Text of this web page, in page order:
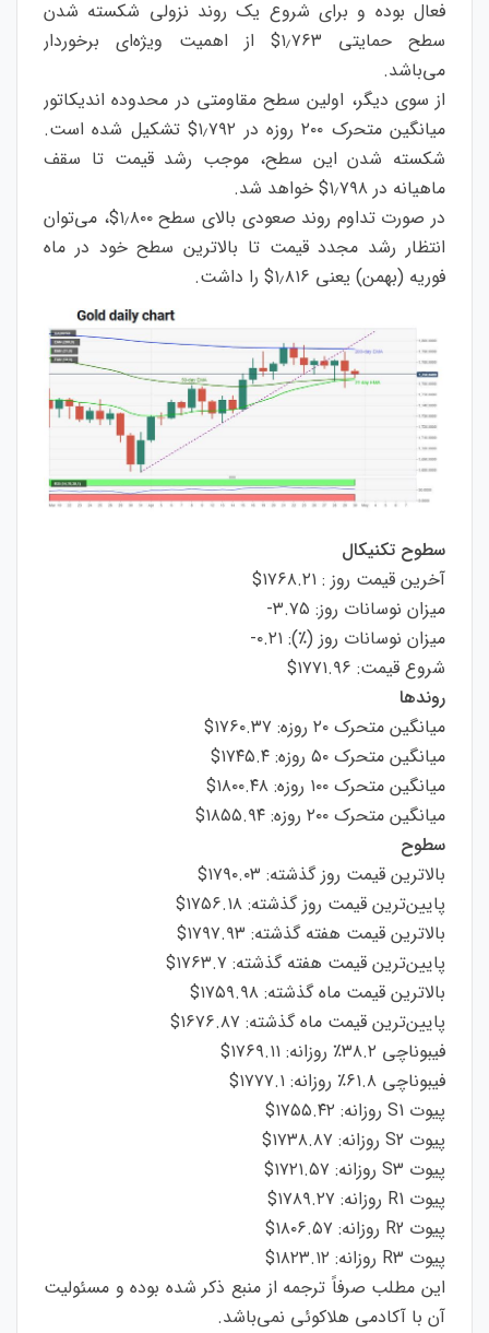
فعال بوده و برای شروع یک روند نزولی شکسته شدن
سطح حمایتی ۱٫۷۶۳$ از اهمیت ویژه‌ای برخوردار
می‌باشد.
از سوی دیگر، اولین سطح مقاومتی در محدوده اندیکاتور
میانگین متحرک ۲۰۰ روزه در ۱٫۷۹۲$ تشکیل شده است.
شکسته شدن این سطح، موجب رشد قیمت تا سقف
ماهیانه در ۱٫۷۹۸$ خواهد شد.
در صورت تداوم روند صعودی بالای سطح ۱٫۸۰۰$، می‌توان
انتظار رشد مجدد قیمت تا بالاترین سطح خود در ماه
فوریه (بهمن) یعنی ۱٫۸۱۶$ را داشت.
سطوح تکنیکال
آخرین قیمت روز : ۱۷۶۸.۲۱$
میزان نوسانات روز: ۳.۷۵-
میزان نوسانات روز (٪): ۰.۲۱-
شروع قیمت: ۱۷۷۱.۹۶$
روندها
میانگین متحرک ۲۰ روزه: ۱۷۶۰.۳۷$
میانگین متحرک ۵۰ روزه: ۱۷۴۵.۴$
میانگین متحرک ۱۰۰ روزه: ۱۸۰۰.۴۸$
میانگین متحرک ۲۰۰ روزه: ۱۸۵۵.۹۴$
سطوح
بالاترین قیمت روز گذشته: ۱۷۹۰.۰۳$
پایین‌ترین قیمت روز گذشته: ۱۷۵۶.۱۸$
بالاترین قیمت هفته گذشته: ۱۷۹۷.۹۳$
پایین‌ترین قیمت هفته گذشته: ۱۷۶۳.۷$
بالاترین قیمت ماه گذشته: ۱۷۵۹.۹۸$
پایین‌ترین قیمت ماه گذشته: ۱۶۷۶.۸۷$
فیبوناچی ۳۸.۲٪ روزانه: ۱۷۶۹.۱۱$
فیبوناچی ۶۱.۸٪ روزانه: ۱۷۷۷.۱$
پیوت S1 روزانه: ۱۷۵۵.۴۲$
پیوت S2 روزانه: ۱۷۳۸.۸۷$
پیوت S3 روزانه: ۱۷۲۱.۵۷$
پیوت R1 روزانه: ۱۷۸۹.۲۷$
پیوت R2 روزانه: ۱۸۰۶.۵۷$
پیوت R3 روزانه: ۱۸۲۳.۱۲$
این مطلب صرفاً ترجمه از منبع ذکر شده بوده و مسئولیت
آن با آکادمی هلاکوئی نمی‌باشد.